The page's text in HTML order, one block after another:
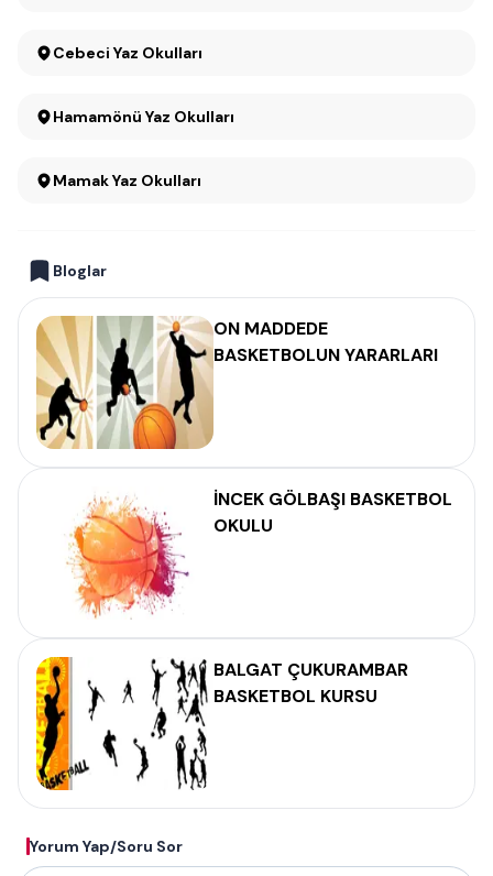
Cebeci Yaz Okulları
Hamamönü Yaz Okulları
Mamak Yaz Okulları
Bloglar
ON MADDEDE
BASKETBOLUN YARARLARI
İNCEK GÖLBAŞI BASKETBOL
OKULU
BALGAT ÇUKURAMBAR
BASKETBOL KURSU
Yorum Yap/Soru Sor